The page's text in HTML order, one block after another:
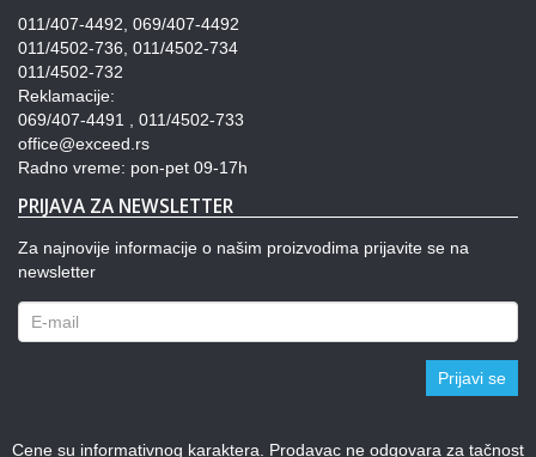
011/407-4492, 069/407-4492
011/4502-736, 011/4502-734
011/4502-732
Reklamacije:
069/407-4491 , 011/4502-733
office@exceed.rs
Radno vreme: pon-pet 09-17h
PRIJAVA ZA NEWSLETTER
Za najnovije informacije o našim proizvodima prijavite se na
newsletter
Prijavi se
Cene su informativnog karaktera. Prodavac ne odgovara za tačnost